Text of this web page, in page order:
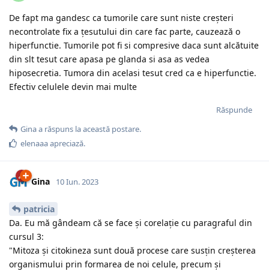
De fapt ma gandesc ca tumorile care sunt niste creșteri
necontrolate fix a țesutului din care fac parte, cauzează o
hiperfunctie. Tumorile pot fi si compresive daca sunt alcătuite
din slt tesut care apasa pe glanda si asa as vedea
hiposecretia. Tumora din acelasi tesut cred ca e hiperfunctie.
Efectiv celulele devin mai multe
Răspunde
Ginaa răspuns la această postare.
elenaaaapreciază.
Gina 10 Iun. 2023
patricia
Da. Eu mă gândeam că se face și corelație cu paragraful din
cursul 3:
"Mitoza și citokineza sunt două procese care susțin creșterea
organismului prin formarea de noi celule, precum și